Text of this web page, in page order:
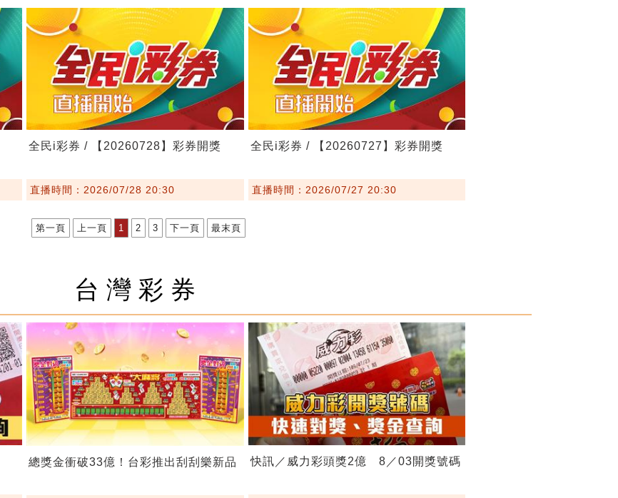
全民i彩券 / 【20260728】彩券開獎
直播時間：2026/07/28 20:30
全民i彩券 / 【20260727】彩券開獎
直播時間：2026/07/27 20:30
第一頁 上一頁 1 2 3 下一頁 最末頁
台灣彩券
總獎金衝破33億！台彩推出刮刮樂新品 快訊／威力彩頭獎2億 8／03開獎號碼